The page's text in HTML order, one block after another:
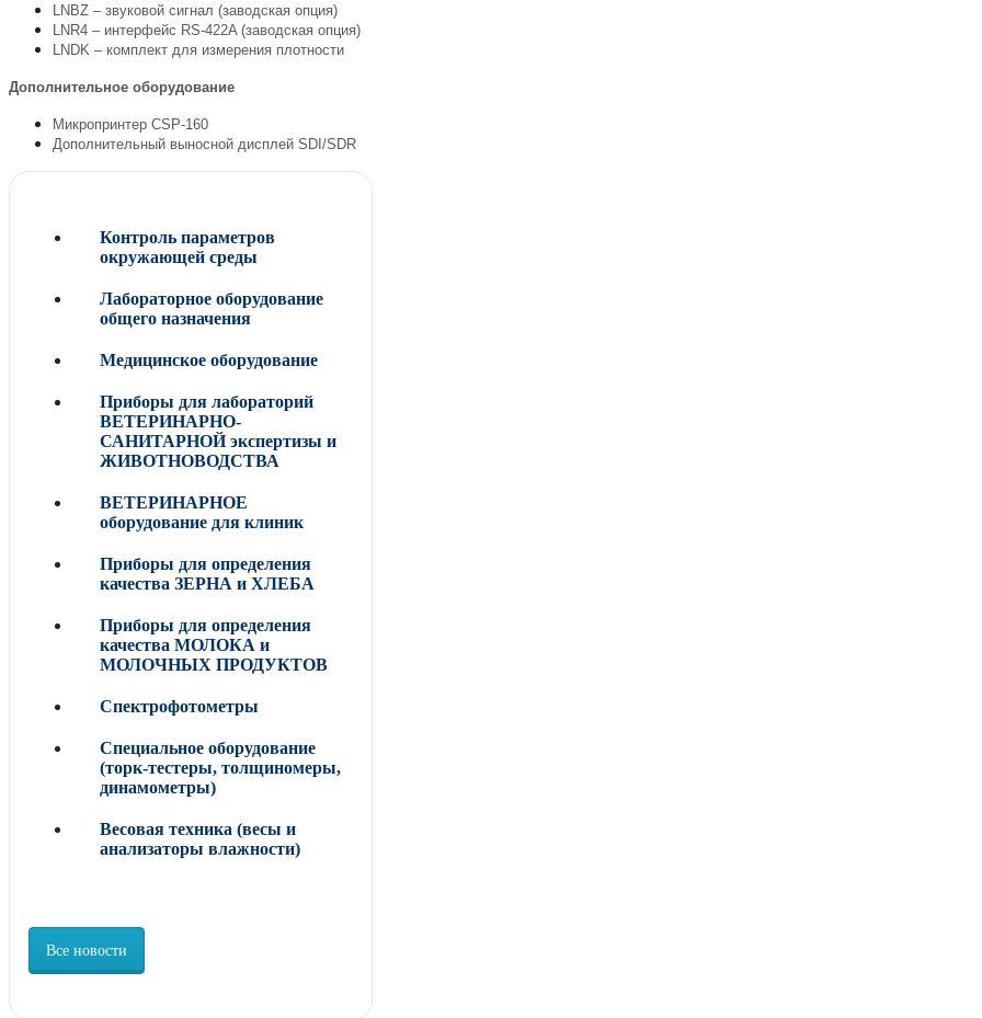
LNBZ – звуковой сигнал (заводская опция)
LNR4 – интерфейс RS-422A (заводская опция)
LNDK – комплект для измерения плотности
Дополнительное оборудование
Микропринтер CSP-160
Дополнительный выносной дисплей SDI/SDR
Контроль параметров
окружающей среды
Лабораторное оборудование
общего назначения
Медицинское оборудование
Приборы для лабораторий
ВЕТЕРИНАРНО-
САНИТАРНОЙ экспертизы и
ЖИВОТНОВОДСТВА
ВЕТЕРИНАРНОЕ
оборудование для клиник
Приборы для определения
качества ЗЕРНА и ХЛЕБА
Приборы для определения
качества МОЛОКА и
МОЛОЧНЫХ ПРОДУКТОВ
Спектрофотометры
Специальное оборудование
(торк-тестеры, толщиномеры,
динамометры)
Весовая техника (весы и
анализаторы влажности)
Все новости